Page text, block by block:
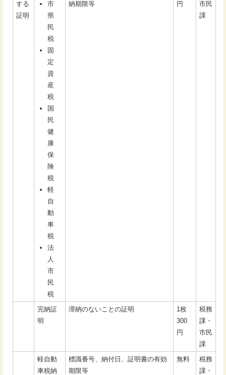
する
証明
市
県
民
税
固
定
資
産
税
国
民
健
康
保
険
税
軽
自
動
車
税
法
人
市
民
税
納期限等
円
市民
課
完納証
明
滞納のないことの証明
1枚
300
円
税務
課・
市民
課
軽自動
車税納
標識番号、納付日、証明書の有効
期限等
無料
税務
課・